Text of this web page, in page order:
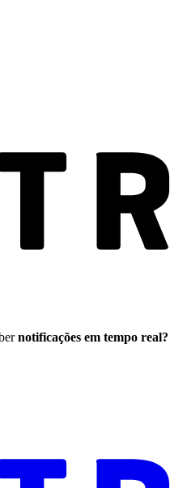
notificações em tempo real?